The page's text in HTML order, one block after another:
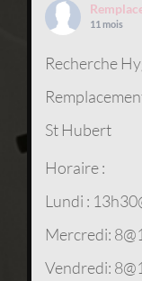
11 mois
Recherche
St Hubert
Horaire :
Lundi :
Mercredi:
Vendredi: